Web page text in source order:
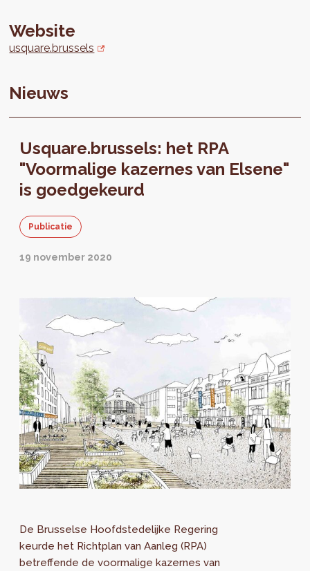
Website
usquare.brussels
Nieuws
Usquare.brussels: het RPA
"Voormalige kazernes van Elsene"
is goedgekeurd
Publicatie
19 november 2020
De Brusselse Hoofdstedelijke Regering
keurde het Richtplan van Aanleg (RPA)
betreffende de voormalige kazernes van